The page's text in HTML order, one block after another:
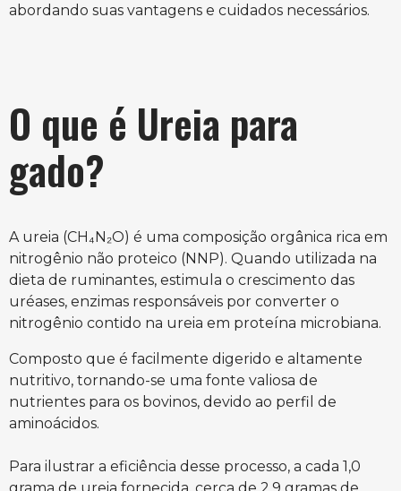
abordando suas vantagens e cuidados necessários.
O que é Ureia para
gado?
A ureia (CH₄N₂O) é uma composição orgânica rica em
nitrogênio não proteico (NNP). Quando utilizada na
dieta de ruminantes, estimula o crescimento das
uréases, enzimas responsáveis por converter o
nitrogênio contido na ureia em proteína microbiana.
Composto que é facilmente digerido e altamente
nutritivo, tornando-se uma fonte valiosa de
nutrientes para os bovinos, devido ao perfil de
aminoácidos.
Para ilustrar a eficiência desse processo, a cada 1,0
grama de ureia fornecida, cerca de 2,9 gramas de